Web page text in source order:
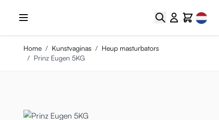
Zoek
CartSelect
Home / Kunstvaginas / Heup masturbators
/ Prinz Eugen 5KG